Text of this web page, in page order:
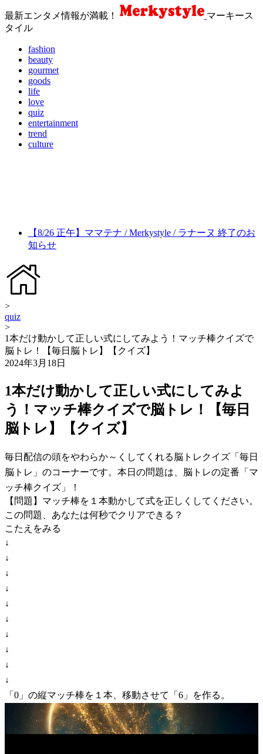
最新エンタメ情報が満載！
マーキース
タイル
fashion
beauty
gourmet
goods
life
love
quiz
entertainment
trend
culture
【8/26 正午】ママテナ / Merkystyle / ラナーヌ 終了のお
知らせ
>
quiz
>
1本だけ動かして正しい式にしてみよう！マッチ棒クイズで
脳トレ！【毎日脳トレ】【クイズ】
2024年3月18日
1本だけ動かして正しい式にしてみよ
う！マッチ棒クイズで脳トレ！【毎日
脳トレ】【クイズ】
毎日配信の頭をやわらか～くしてくれる脳トレクイズ「毎日
脳トレ」のコーナーです。本日の問題は、脳トレの定番「マ
ッチ棒クイズ」！
【問題】マッチ棒を１本動かして式を正しくしてください。
この問題、あなたは何秒でクリアできる？
こたえをみる
↓
↓
↓
↓
↓
↓
↓
↓
↓
↓
「0」の縦マッチ棒を１本、移動させて「6」を作る。